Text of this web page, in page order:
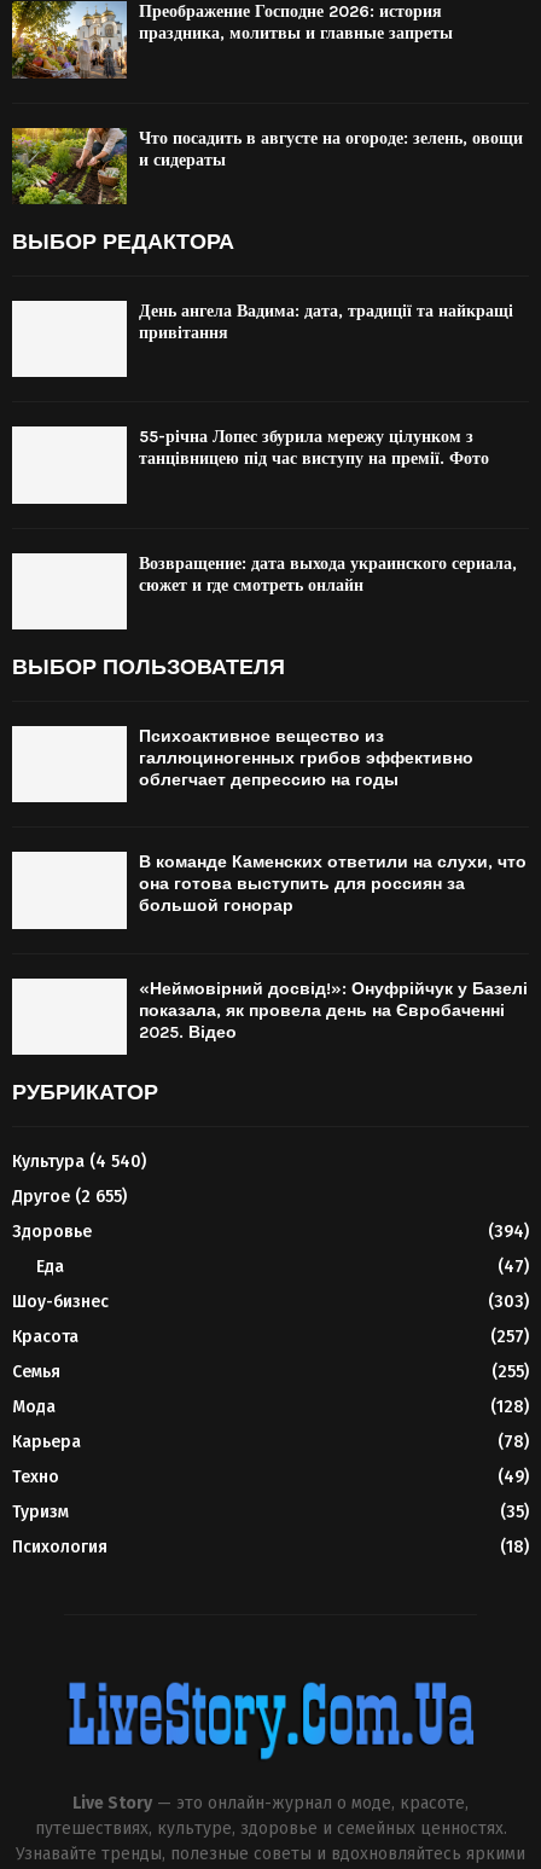
Преображение Господне 2026: история
праздника, молитвы и главные запреты
Что посадить в августе на огороде: зелень, овощи
и сидераты
ВЫБОР РЕДАКТОРА
День ангела Вадима: дата, традиції та найкращі
привітання
55-річна Лопес збурила мережу цілунком з
танцівницею під час виступу на премії. Фото
Возвращение: дата выхода украинского сериала,
сюжет и где смотреть онлайн
ВЫБОР ПОЛЬЗОВАТЕЛЯ
Психоактивное вещество из
галлюциногенных грибов эффективно
облегчает депрессию на годы
В команде Каменских ответили на слухи, что
она готова выступить для россиян за
большой гонорар
«Неймовірний досвід!»: Онуфрійчук у Базелі
показала, як провела день на Євробаченні
2025. Відео
РУБРИКАТОР
Культура (4 540)
Другое (2 655)
Здоровье
(394)
Еда
(47)
Шоу-бизнес
(303)
Красота
(257)
Семья
(255)
Мода
(128)
Карьера
(78)
Техно
(49)
Туризм
(35)
Психология
(18)
Live Story — это онлайн-журнал о моде, красоте,
путешествиях, культуре, здоровье и семейных ценностях.
Узнавайте тренды, полезные советы и вдохновляйтесь яркими